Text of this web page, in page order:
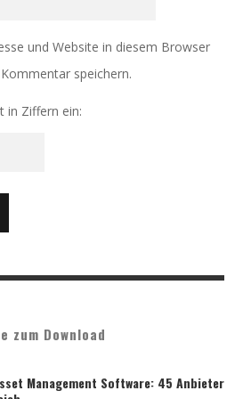
und Website in diesem Browser
speichern.
in Ziffern ein:
zum Download
Management Software: 45 Anbieter